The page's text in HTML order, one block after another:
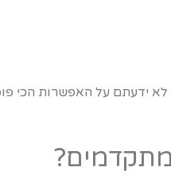
לא ידעתם על האפשרות הכי